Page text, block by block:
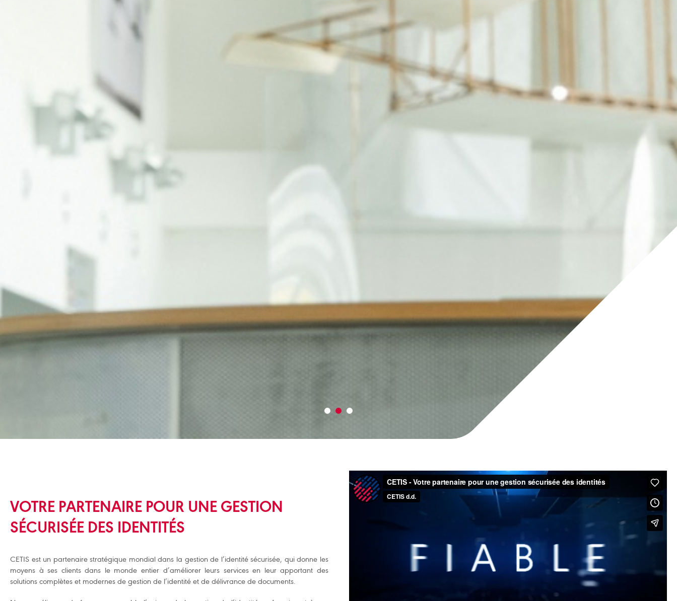
VOTRE PARTENAIRE POUR UNE GESTION
SÉCURISÉE DES IDENTITÉS
CETIS est un partenaire stratégique mondial dans la gestion de l’identité sécurisée, qui donne les
moyens à ses clients dans le monde entier d’améliorer leurs services en leur apportant des
solutions complètes et modernes de gestion de l’identité et de délivrance de documents.